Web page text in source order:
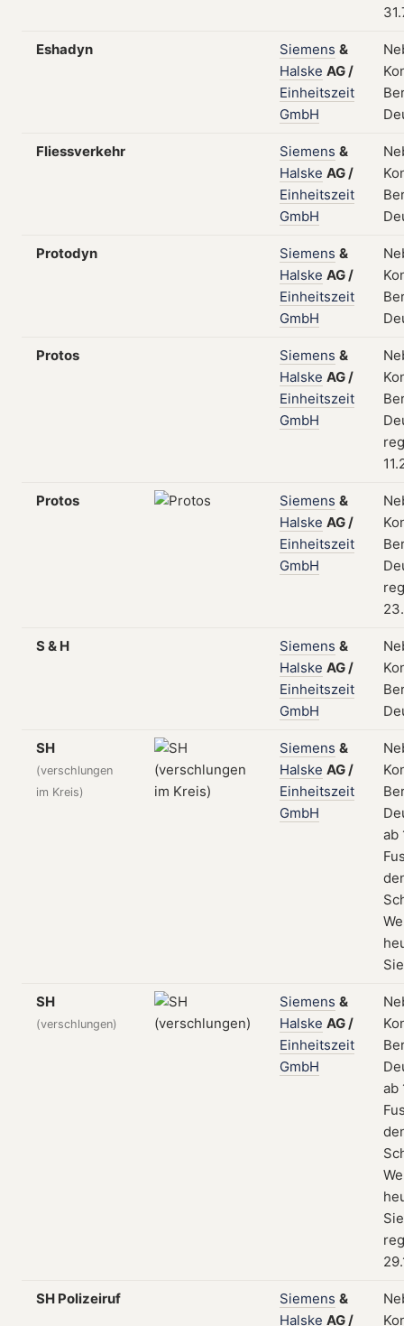
Eshadyn Siemens &
Halske AG/
Einheitszeit
GmbH
Fliessverkehr Siemens &
Halske AG/
Einheitszeit
GmbH
Protodyn Siemens &
Halske AG/
Einheitszeit
GmbH
Protos Siemens &
Halske AG/
Einheitszeit
GmbH
Protos Siemens &
Halske AG/
Einheitszeit
GmbH
S & H Siemens &
Halske AG/
Einheitszeit
GmbH
SH
(verschlungen
im Kreis)
Siemens &
Halske AG/
Einheitszeit
GmbH
ab
SH
(verschlungen)
Siemens &
Halske AG/
Einheitszeit
GmbH
ab
SH Polizeiruf Siemens &
Halske AG/